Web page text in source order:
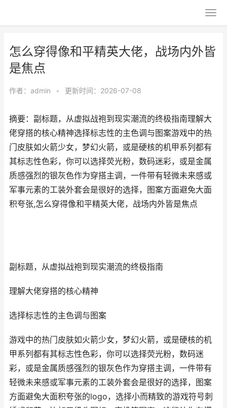
怎么穿得像和平精英大佬，战场内外皆
是焦点
作者： admin • 更新时间：2026-07-08
摘要：副标题，从虚拟战袍到现实潮流的终极指南理解大
佬穿搭的核心精神选择标志性的主色调与图案游戏中的热
门皮肤如火箭少女，梦幻火箭，或是硬核的机甲系列都有
其标志性色彩，你可以选择荧光粉，数码迷彩，或是金属
质感强烈的银灰色作为穿搭主调，一件带有轻微未来感或
军事元素的工装外套会是很好的选择，图案方面避免大面
积夸张,怎么穿得像和平精英大佬，战场内外皆是焦点
副标题，从虚拟战袍到现实潮流的终极指南
理解大佬穿搭的核心精神
选择标志性的主色调与图案
游戏中的热门皮肤如火箭少女，梦幻火箭，或是硬核的机
甲系列都有其标志性色彩，你可以选择荧光粉，数码迷
彩，或是金属质感强烈的银灰色作为穿搭主调，一件带有
轻微未来感或军事元素的工装外套会是很好的选择，图案
方面避免大面积夸张的logo，选择小而精致的游戏符号刺